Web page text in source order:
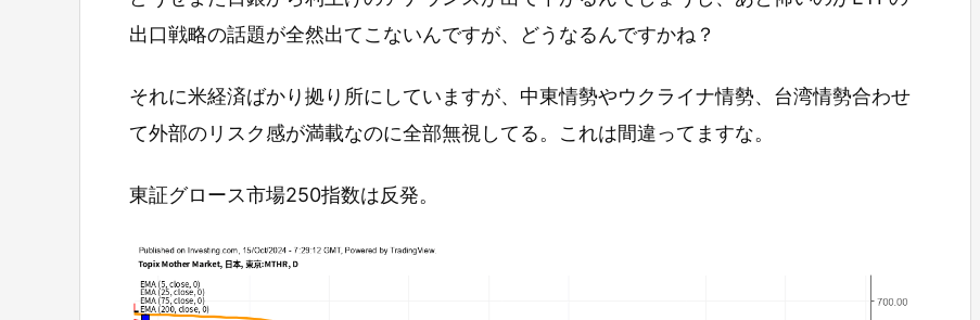
出口戦略の話題が全然出てこないんですが、どうなるんですかね？
それに米経済ばかり拠り所にしていますが、中東情勢やウクライナ情勢、台湾情勢合わせ
て外部のリスク感が満載なのに全部無視してる。これは間違ってますな。
東証グロース市場250指数は反発。